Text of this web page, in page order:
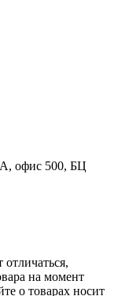
офис 500, БЦ
отличаться,
на момент
о товарах носит